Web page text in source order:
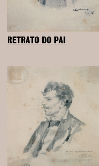
RETRATO DO PAI